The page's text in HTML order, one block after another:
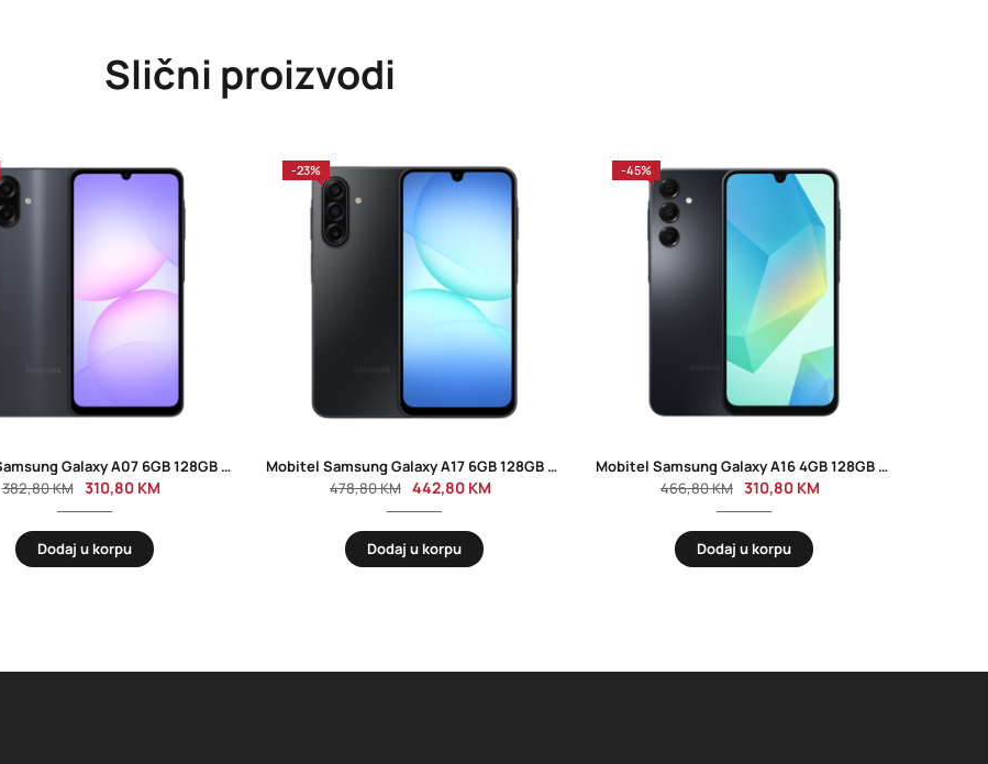
Slični proizvodi
Mobitel Samsung Galaxy A07 6GB 128GB Black
382,80KM 310,80 KM
Dodaj u korpu
-23%
Mobitel Samsung Galaxy A17 6GB 128GB Dual Sim Black
478,80KM 442,80 KM
Dodaj u korpu
-45%
Mobitel Samsung Galaxy A16 4GB 128GB Dual Sim Black
466,80KM 310,80 KM
Dodaj u korpu